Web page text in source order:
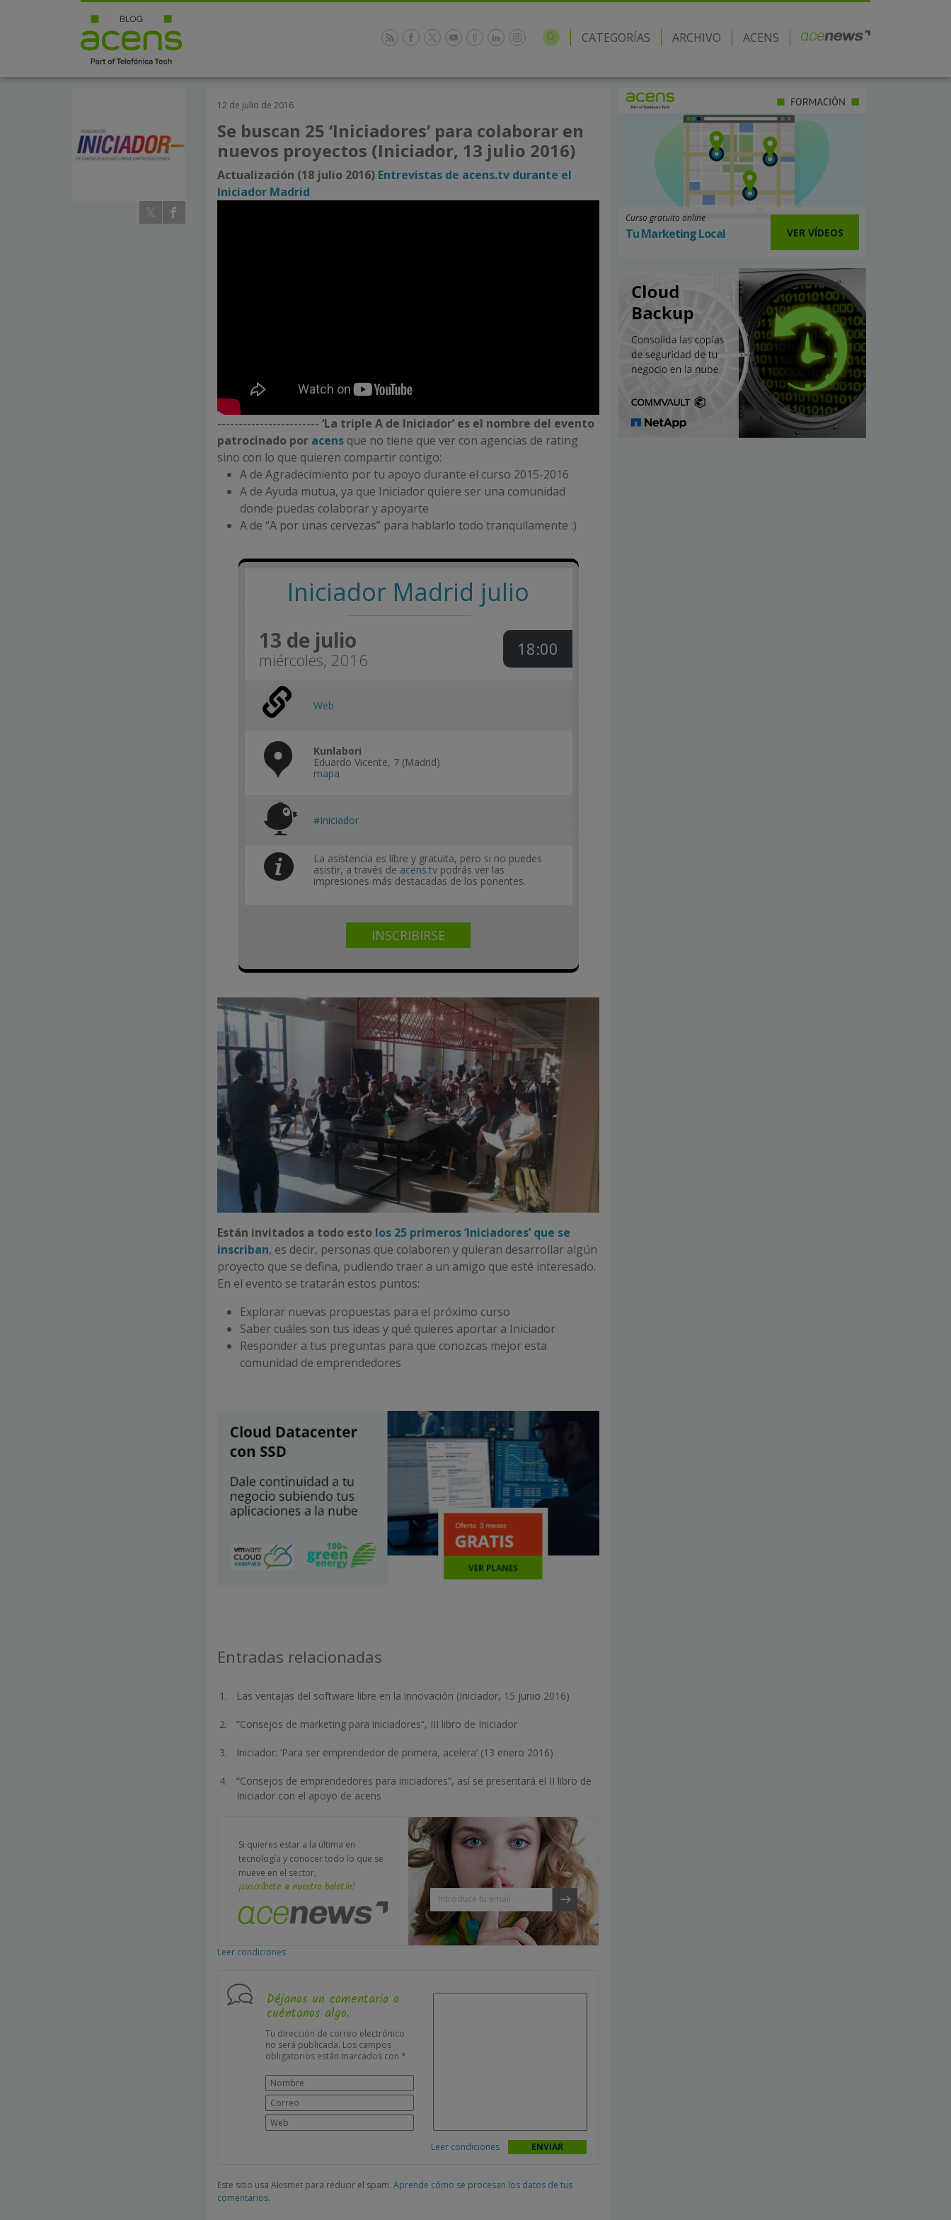
CATEGORÍAS ARCHIVO ACENS
12 de julio de 2016
Se buscan 25 ‘Iniciadores’ para colaborar en
nuevos proyectos (Iniciador, 13 julio 2016)
Actualización (18 julio 2016) Entrevistas de acens.tv durante el
Iniciador Madrid
------------------------ ‘La triple A de Iniciador’ es el nombre del evento
patrocinado por acens que no tiene que ver con agencias de rating
sino con lo que quieren compartir contigo:
A de Agradecimiento por tu apoyo durante el curso 2015-2016
A de Ayuda mutua, ya que Iniciador quiere ser una comunidad
donde puedas colaborar y apoyarte
A de “A por unas cervezas” para hablarlo todo tranquilamente :)
Iniciador Madrid julio
13 de julio
miércoles, 2016
18:00
Web
Kunlabori
Eduardo Vicente, 7 (Madrid)
mapa
#Iniciador
La asistencia es libre y gratuita, pero si no puedes
asistir, a través de acens.tv podrás ver las
impresiones más destacadas de los ponentes.
INSCRIBIRSE
Están invitados a todo esto los 25 primeros ‘Iniciadores’ que se
inscriban, es decir, personas que colaboren y quieran desarrollar algún
proyecto que se defina, pudiendo traer a un amigo que esté interesado.
En el evento se tratarán estos puntos:
Explorar nuevas propuestas para el próximo curso
Saber cuáles son tus ideas y qué quieres aportar a Iniciador
Responder a tus preguntas para que conozcas mejor esta
comunidad de emprendedores
Entradas relacionadas
Las ventajas del software libre en la innovación (Iniciador, 15 junio 2016)
“Consejos de marketing para iniciadores”, III libro de Iniciador
Iniciador: ‘Para ser emprendedor de primera, acelera’ (13 enero 2016)
“Consejos de emprendedores para iniciadores”, así se presentará el II libro de
Iniciador con el apoyo de acens
Si quieres estar a la última en
tecnología y conocer todo lo que se
mueve en el sector,
¡suscríbete a nuestro boletín!
Leer condiciones
Déjanos un comentario o
cuéntanos algo.
Tu dirección de correo electrónico
no será publicada. Los campos
obligatorios están marcados con *
Leer condiciones
Este sitio usa Akismet para reducir el spam. Aprende cómo se procesan los datos de tus
comentarios.
Curso gratuito online
Tu Marketing Local VER VÍDEOS